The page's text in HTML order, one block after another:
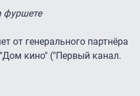
фуршете
от генерального партнёра
кино" ("Первый канал.